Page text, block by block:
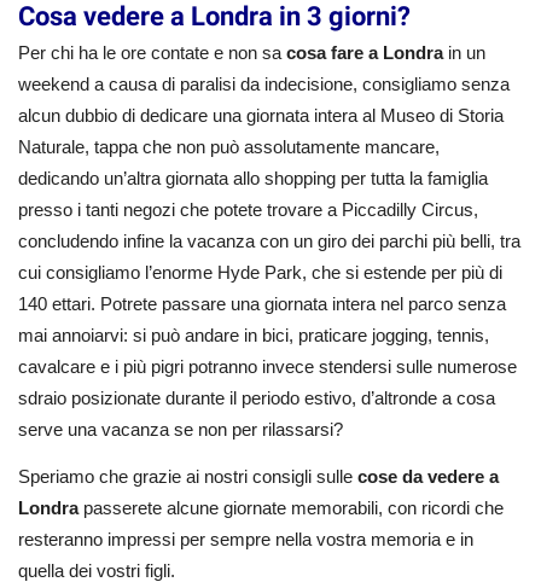
Cosa vedere a Londra in 3 giorni?
Per chi ha le ore contate e non sa cosa fare a Londrain un
weekend a causa di paralisi da indecisione, consigliamo senza
alcun dubbio di dedicare una giornata intera al Museo di Storia
Naturale, tappa che non può assolutamente mancare,
dedicando un’altra giornata allo shopping per tutta la famiglia
presso i tanti negozi che potete trovare a Piccadilly Circus,
concludendo infine la vacanza con un giro dei parchi più belli, tra
cui consigliamo l’enorme Hyde Park, che si estende per più di
140 ettari. Potrete passare una giornata intera nel parco senza
mai annoiarvi: si può andare in bici, praticare jogging, tennis,
cavalcare e i più pigri potranno invece stendersi sulle numerose
sdraio posizionate durante il periodo estivo, d’altronde a cosa
serve una vacanza se non per rilassarsi?
Speriamo che grazie ai nostri consigli sulle cose da vedere a
Londrapasserete alcune giornate memorabili, con ricordi che
resteranno impressi per sempre nella vostra memoria e in
quella dei vostri figli.